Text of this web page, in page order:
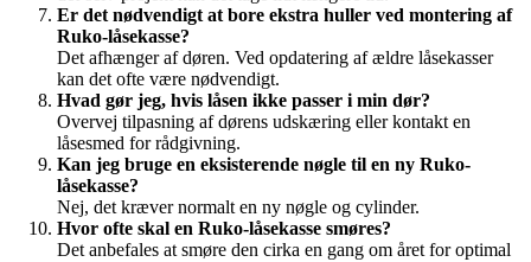
Er det nødvendigt at bore ekstra huller ved montering af
Ruko-låsekasse?
Det afhænger af døren. Ved opdatering af ældre låsekasser
kan det ofte være nødvendigt.
Hvad gør jeg, hvis låsen ikke passer i min dør?
Overvej tilpasning af dørens udskæring eller kontakt en
låsesmed for rådgivning.
Kan jeg bruge en eksisterende nøgle til en ny Ruko-
låsekasse?
Nej, det kræver normalt en ny nøgle og cylinder.
Hvor ofte skal en Ruko-låsekasse smøres?
Det anbefales at smøre den cirka en gang om året for optimal